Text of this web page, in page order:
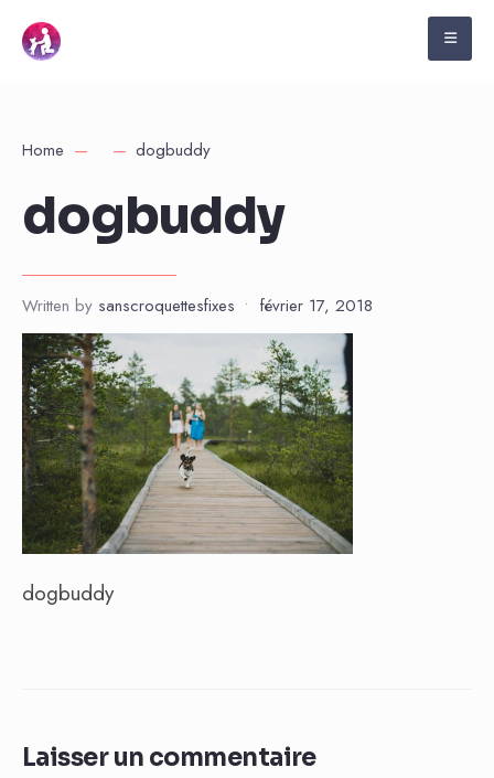
Home dogbuddy
dogbuddy
Written by sanscroquettesfixes • février 17, 2018
dogbuddy
Laisser un commentaire